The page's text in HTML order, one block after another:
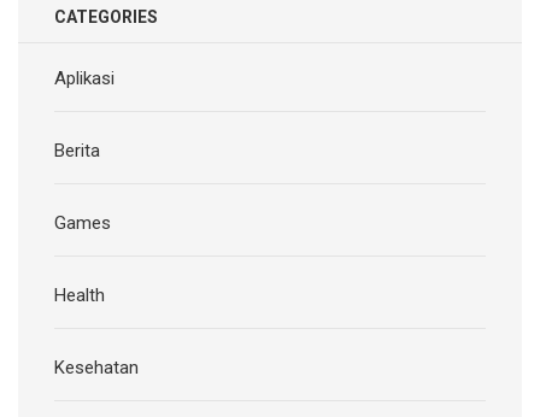
CATEGORIES
Aplikasi
Berita
Games
Health
Kesehatan